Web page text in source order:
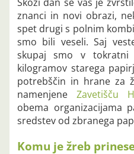
znanci in novi obrazi,
spet drugi s polnim
smo bili veseli. Saj
skupaj smo v tokratni
kilogramov starega
potrebščin in hrane za
namenjene Zavetišču
obema organizacijama
sredstev od zbranega
Komu je žreb